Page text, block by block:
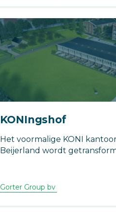
KONIngshof
Het voormalige KONI
Beijerland wordt
Gorter Group bv